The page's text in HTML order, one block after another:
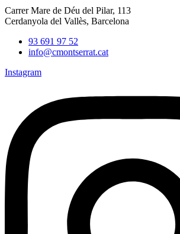
Carrer Mare de Déu del Pilar, 113
Cerdanyola del Vallès, Barcelona
93 691 97 52
info@cmontserrat.cat
Instagram